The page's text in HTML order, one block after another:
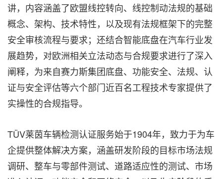
讲，内容涵盖了欧盟线控转向、线控制动法规的基础
概念、架构、技术特性，以及现有法规框架下的完整
安全审核流程与要求；还结合智能底盘在汽车行业发
展趋势，对欧洲相关立法动态与合规要求进行了深入
阐释，为来自赛力斯集团底盘、功能安全、法规、认
证与安全评估等六个部门近百名工程技术专家提供了
实操性的合规指导。
TÜV莱茵车辆检测认证服务始于1904年，致力于为车
企提供整体解决方案，涵盖研发阶段的目标市场法规
调研、整车与零部件测试、道路适应性的测试、市场